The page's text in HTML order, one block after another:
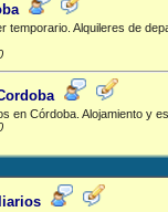
temporario. Alquileres de
en Córdoba. Alojamiento y